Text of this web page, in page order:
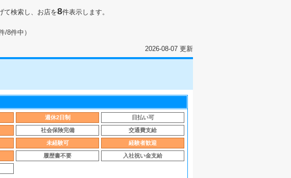
て検索し、お店を8件表示します。
/8件中）
2026-08-07 更新
週休2日制 日払い可
社会保険完備 交通費支給
未経験可 経験者歓迎
履歴書不要 入社祝い金支給